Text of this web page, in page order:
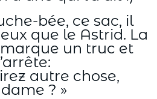
bée, ce sac, il
que le Astrid. La
un truc et
autre chose,
? »